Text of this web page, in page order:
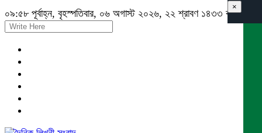
০৯:৫৮ পূর্বাহ্ন, বৃহস্পতিবার, ০৬ অগাস্ট ২০২৬, ২২ শ্রাবণ ১৪৩৩ বঙ্গাব্দ
×